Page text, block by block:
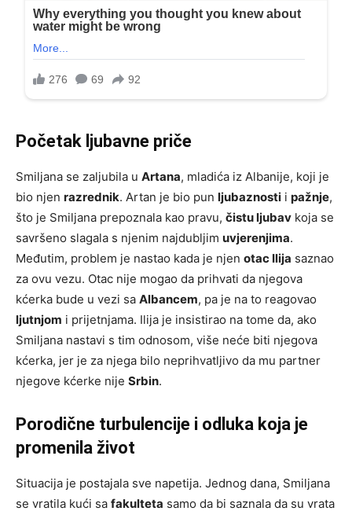
Početak ljubavne priče
Smiljana se zaljubila u Artana, mladića iz Albanije, koji je
bio njen razrednik. Artan je bio pun ljubaznosti i pažnje,
što je Smiljana prepoznala kao pravu, čistu ljubav koja se
savršeno slagala s njenim najdubljim uvjerenjima.
Međutim, problem je nastao kada je njen otac Ilija saznao
za ovu vezu. Otac nije mogao da prihvati da njegova
kćerka bude u vezi sa Albancem, pa je na to reagovao
ljutnjom i prijetnjama. Ilija je insistirao na tome da, ako
Smiljana nastavi s tim odnosom, više neće biti njegova
kćerka, jer je za njega bilo neprihvatljivo da mu partner
njegove kćerke nije Srbin.
Porodične turbulencije i odluka koja je
promenila život
Situacija je postajala sve napetija. Jednog dana, Smiljana
se vratila kući sa fakulteta samo da bi saznala da su vrata